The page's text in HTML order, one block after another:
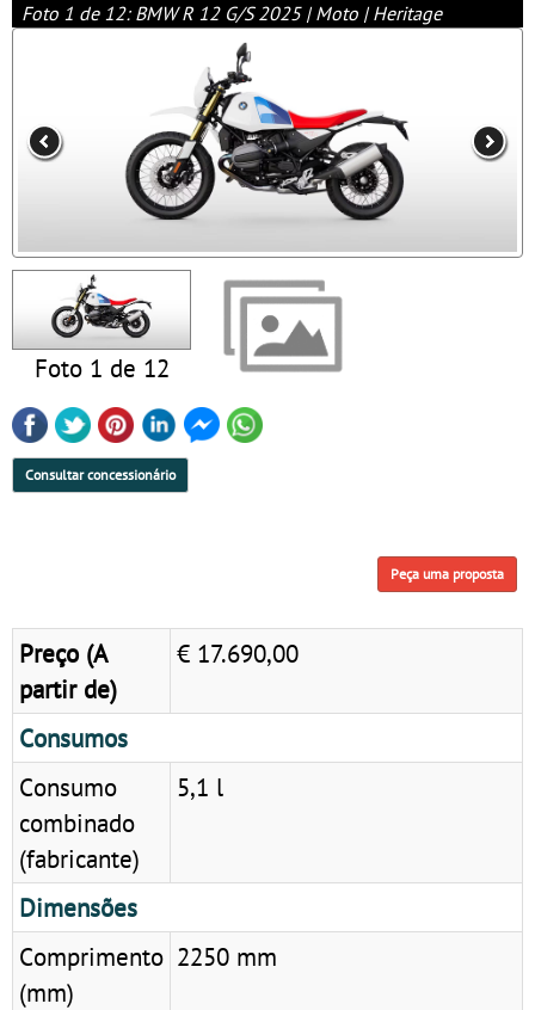
Foto 1 de 12: BMW R 12 G/S 2025 | Moto | Heritage
Foto 1 de 12
Consultar concessionário
Peça uma proposta
Preço (A
partir de)
€ 17.690,00
Consumos
Consumo
combinado
(fabricante)
5,1 l
Dimensões
Comprimento
(mm)
2250 mm